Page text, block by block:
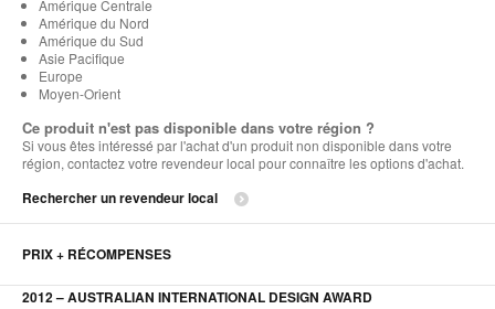
Amérique Centrale
Amérique du Nord
Amérique du Sud
Asie Pacifique
Europe
Moyen-Orient
Ce produit n'est pas disponible dans votre région ?
Si vous êtes intéressé par l'achat d'un produit non disponible dans votre
région, contactez votre revendeur local pour connaître les options d'achat.
Rechercher un revendeur local
PRIX + RÉCOMPENSES
2012 – AUSTRALIAN INTERNATIONAL DESIGN AWARD